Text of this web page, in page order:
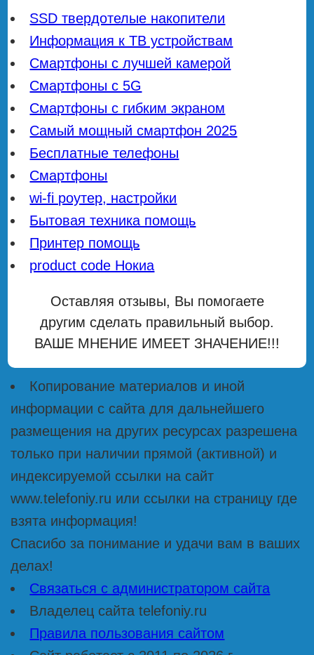
SSD твердотелые накопители
Информация к ТВ устройствам
Смартфоны с лучшей камерой
Смартфоны с 5G
Смартфоны с гибким экраном
Самый мощный смартфон 2025
Бесплатные телефоны
Смартфоны
wi-fi роутер, настройки
Бытовая техника помощь
Принтер помощь
product code Нокиа
Оставляя отзывы, Вы помогаете
другим сделать правильный выбор.
ВАШЕ МНЕНИЕ ИМЕЕТ ЗНАЧЕНИЕ!!!
Копирование материалов и иной
информации с сайта для дальнейшего
размещения на других ресурсах разрешена
только при наличии прямой (активной) и
индексируемой ссылки на сайт
www.telefoniy.ru или ссылки на страницу где
взята информация!
Спасибо за понимание и удачи вам в ваших
делах!
Связаться с администратором сайта
Владелец сайта telefoniy.ru
Правила пользования сайтом